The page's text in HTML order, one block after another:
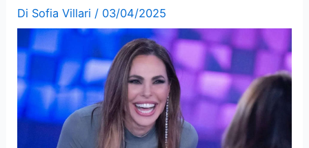
Di Sofia Villari / 03/04/2025